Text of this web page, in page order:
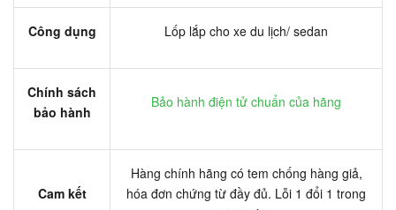
Công dụng Lốp lắp cho xe du lịch/ sedan
Chính sách
bảo hành
Bảo hành điện tử chuẩn của hãng
Cam kết
Hàng chính hãng có tem chống hàng giả,
hóa đơn chứng từ đầy đủ. Lỗi 1 đổi 1 trong